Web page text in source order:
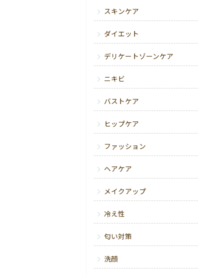
スキンケア
ダイエット
デリケートゾーンケア
ニキビ
バストケア
ヒップケア
ファッション
ヘアケア
メイクアップ
冷え性
匂い対策
洗顔